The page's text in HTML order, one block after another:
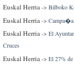
Euskal Herria-> Bilboko
Euskal Herria-> Campa�a
Euskal Herria-> El
Cruces
Euskal Herria -> El 27%